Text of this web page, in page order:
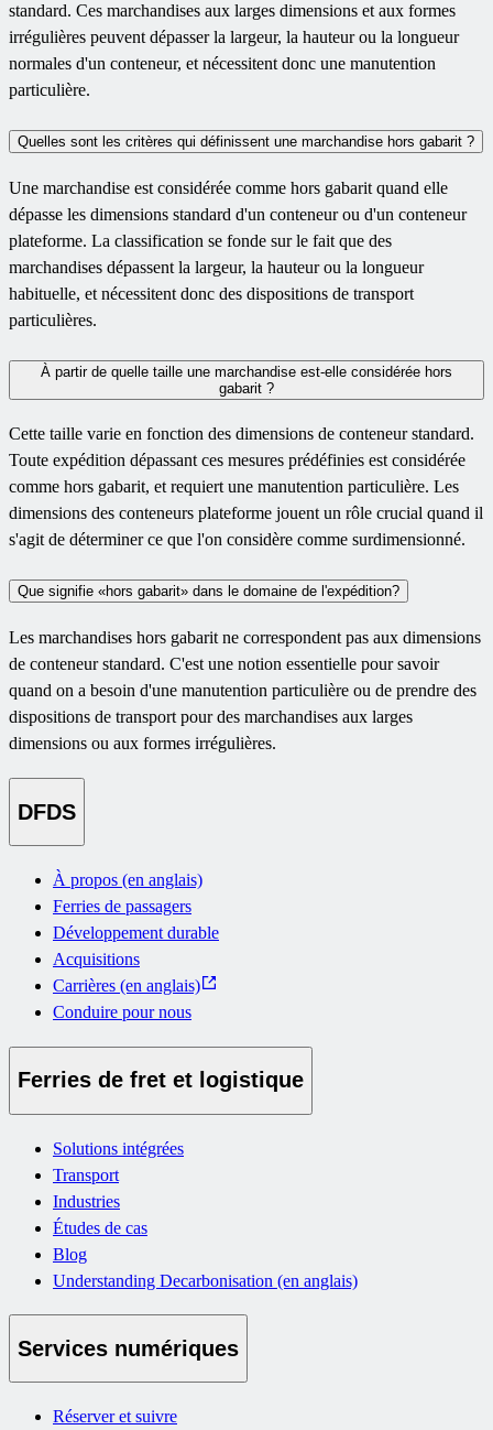
standard. Ces marchandises aux larges dimensions et aux formes
irrégulières peuvent dépasser la largeur, la hauteur ou la longueur
normales d'un conteneur, et nécessitent donc une manutention
particulière.
Quelles sont les critères qui définissent une marchandise hors gabarit ?
Une marchandise est considérée comme hors gabarit quand elle
dépasse les dimensions standard d'un conteneur ou d'un conteneur
plateforme. La classification se fonde sur le fait que des
marchandises dépassent la largeur, la hauteur ou la longueur
habituelle, et nécessitent donc des dispositions de transport
particulières.
À partir de quelle taille une marchandise est-elle considérée hors
gabarit ?
Cette taille varie en fonction des dimensions de conteneur standard.
Toute expédition dépassant ces mesures prédéfinies est considérée
comme hors gabarit, et requiert une manutention particulière. Les
dimensions des conteneurs plateforme jouent un rôle crucial quand il
s'agit de déterminer ce que l'on considère comme surdimensionné.
Que signifie «hors gabarit» dans le domaine de l'expédition?
Les marchandises hors gabarit ne correspondent pas aux dimensions
de conteneur standard. C'est une notion essentielle pour savoir
quand on a besoin d'une manutention particulière ou de prendre des
dispositions de transport pour des marchandises aux larges
dimensions ou aux formes irrégulières.
DFDS
À propos (en anglais)
Ferries de passagers
Développement durable
Acquisitions
Carrières (en anglais)
Conduire pour nous
Ferries de fret et logistique
Solutions intégrées
Transport
Industries
Études de cas
Blog
Understanding Decarbonisation (en anglais)
Services numériques
Réserver et suivre